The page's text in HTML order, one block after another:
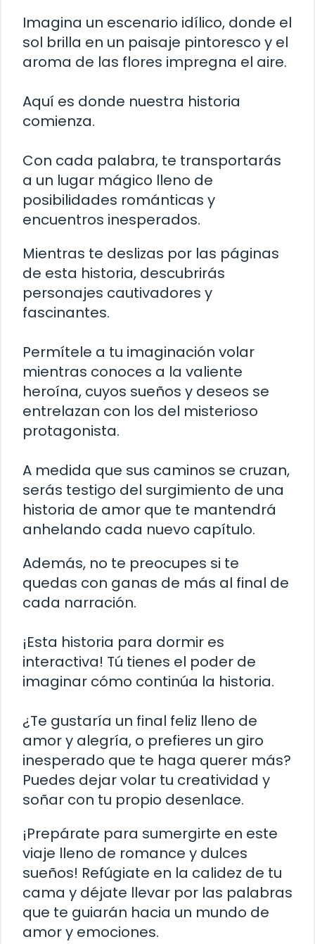
Imagina un escenario idílico, donde el
sol brilla en un paisaje pintoresco y el
aroma de las flores impregna el aire.
Aquí es donde nuestra historia
comienza.
Con cada palabra, te transportarás
a un lugar mágico lleno de
posibilidades románticas y
encuentros inesperados.
Mientras te deslizas por las páginas
de esta historia, descubrirás
personajes cautivadores y
fascinantes.
Permítele a tu imaginación volar
mientras conoces a la valiente
heroína, cuyos sueños y deseos se
entrelazan con los del misterioso
protagonista.
A medida que sus caminos se cruzan,
serás testigo del surgimiento de una
historia de amor que te mantendrá
anhelando cada nuevo capítulo.
Además, no te preocupes si te
quedas con ganas de más al final de
cada narración.
¡Esta historia para dormir es
interactiva! Tú tienes el poder de
imaginar cómo continúa la historia.
¿Te gustaría un final feliz lleno de
amor y alegría, o prefieres un giro
inesperado que te haga querer más?
Puedes dejar volar tu creatividad y
soñar con tu propio desenlace.
¡Prepárate para sumergirte en este
viaje lleno de romance y dulces
sueños! Refúgiate en la calidez de tu
cama y déjate llevar por las palabras
que te guiarán hacia un mundo de
amor y emociones.